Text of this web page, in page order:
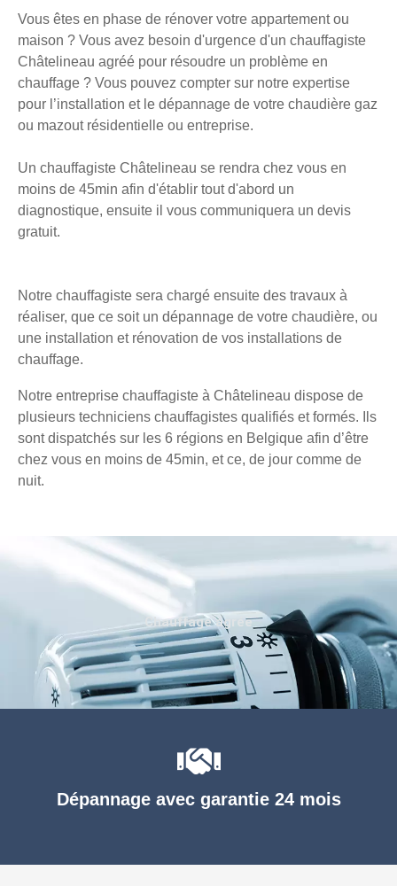
Vous êtes en phase de rénover votre appartement ou
maison ? Vous avez besoin d'urgence d'un chauffagiste
Châtelineau agréé pour résoudre un problème en
chauffage ? Vous pouvez compter sur notre expertise
pour l’installation et le dépannage de votre chaudière gaz
ou mazout résidentielle ou entreprise.
Un chauffagiste Châtelineau se rendra chez vous en
moins de 45min afin d'établir tout d'abord un
diagnostique, ensuite il vous communiquera un devis
gratuit.
Notre chauffagiste sera chargé ensuite des travaux à
réaliser, que ce soit un dépannage de votre chaudière, ou
une installation et rénovation de vos installations de
chauffage.
Notre entreprise chauffagiste à Châtelineau dispose de
plusieurs techniciens chauffagistes qualifiés et formés. Ils
sont dispatchés sur les 6 régions en Belgique afin d’être
chez vous en moins de 45min, et ce, de jour comme de
nuit.
Dépannage avec garantie 24 mois
Chauffage agréé